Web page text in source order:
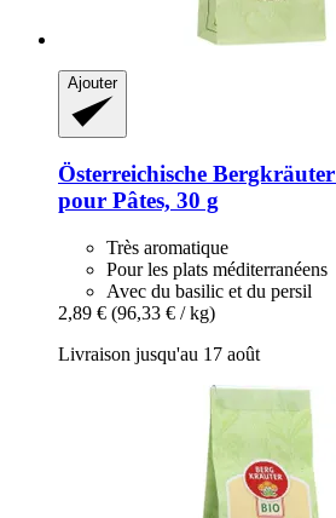
Ajouter
Österreichische Bergkräuter
pour Pâtes, 30 g
Très aromatique
Pour les plats méditerranéens
Avec du basilic et du persil
2,89 € (96,33 € / kg)
Livraison jusqu'au 17 août